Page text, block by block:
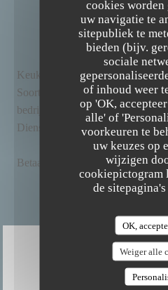
cookies
uw navigatie te
sitepubliek te
bieden (bijv.
sociale
of inhoud weer
op 'OK,
alle' of
voorkeuren te
uw keuzes op
wijzigen
cookiepictogram
de
OK,
Weiger alle
ALGEMENE
Keuken
lokaal, , Biologisch,
Soort
bedrijf
BAR RESTAURANT
Bistronomic Restaurant,
Diensten
Wifi, Private Hire,
Betaalmethoden
Mobile
Mastercard,
The